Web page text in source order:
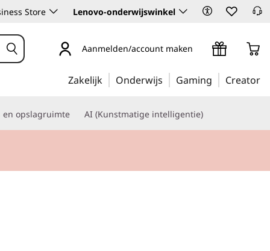
Store Lenovo-onderwijswinkel
Aanmelden/account maken
Zakelijk Onderwijs Gaming Creator
en opslagruimte AI (Kunstmatige intelligentie)